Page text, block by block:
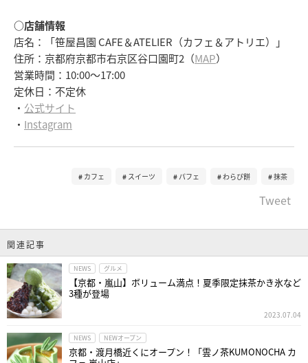
○店舗情報
店名：「笹屋昌園 CAFE＆ATELIER（カフェ＆アトリエ）」
住所：京都府京都市右京区谷口園町2（MAP）
営業時間：10:00～17:00
定休日：不定休
・ 公式サイト
・ Instagram
カフェ スイーツ パフェ わらび餅 抹茶
Tweet
関連記事
NEWS グルメ
【京都・嵐山】ボリューム満点！夏季限定抹茶かき氷など
3種が登場
2023.07.04
NEWS NEWオープン
京都・渡月橋近くにオープン！「雲ノ茶KUMONOCHA カ